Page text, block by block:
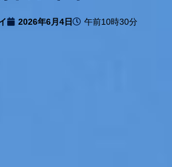
2026年6月4日 午前10時30分